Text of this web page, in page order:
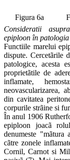
Figura 6a
Consideratii
epiploon în
Functiile marelui
dispute. Cercetãrile
patologice, acesta
proprietãtile de
inflamate,
neovascularizarea,
din cavitatea
corpurile strãine si
În anul 1906
epiploon joacã
denumeste "mãtura
cãtre zonele
Cornil, Carnot si